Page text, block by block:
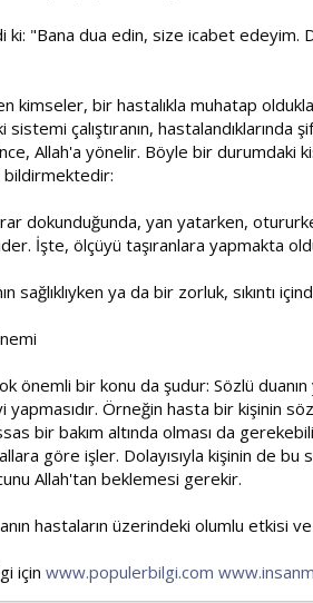
ki: "Bana dua edin, size icabet
kimseler, bir hastalıkla muhatap
sistemi çalıştıranın,
Allah'a yönelir. Böyle bir durumdaki
dokunduğunda, yan yatarken,
İşte, ölçüyü taşıranlara yapmakta
sağlıklıyken ya da bir zorluk, sıkıntı
önemli bir konu da şudur: Sözlü
yapmasıdır. Örneğin hasta bir kişinin
bir bakım altında olması da
göre işler. Dolayısıyla kişinin de
Allah'tan beklemesi gerekir.
hastaların üzerindeki olumlu etkisi
için www.populerbilgi.com